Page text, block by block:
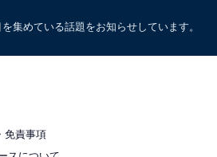
集めている話題をお知らせしています。
免責事項